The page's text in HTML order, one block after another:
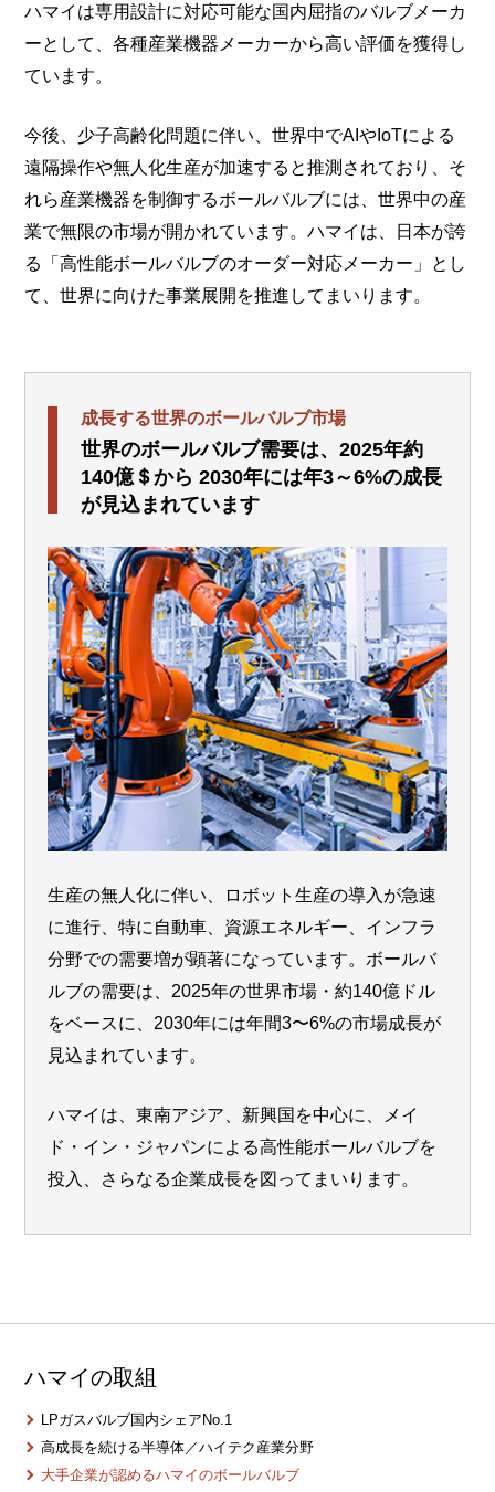
ハマイは専用設計に対応可能な国内屈指のバルブメーカ
ーとして、各種産業機器メーカーから高い評価を獲得し
ています。
今後、少子高齢化問題に伴い、世界中でAIやIoTによる
遠隔操作や無人化生産が加速すると推測されており、そ
れら産業機器を制御するボールバルブには、世界中の産
業で無限の市場が開かれています。ハマイは、日本が誇
る「高性能ボールバルブのオーダー対応メーカー」とし
て、世界に向けた事業展開を推進してまいります。
成長する世界のボールバルブ市場
世界のボールバルブ需要は、2025年約
140億＄から 2030年には年3～6%の成長
が見込まれています
生産の無人化に伴い、ロボット生産の導入が急速
に進行、特に自動車、資源エネルギー、インフラ
分野での需要増が顕著になっています。ボールバ
ルブの需要は、2025年の世界市場・約140億ドル
をベースに、2030年には年間3〜6%の市場成長が
見込まれています。
ハマイは、東南アジア、新興国を中心に、メイ
ド・イン・ジャパンによる高性能ボールバルブを
投入、さらなる企業成長を図ってまいります。
ハマイの取組
LPガスバルブ国内シェアNo.1
高成長を続ける半導体／ハイテク産業分野
大手企業が認めるハマイのボールバルブ